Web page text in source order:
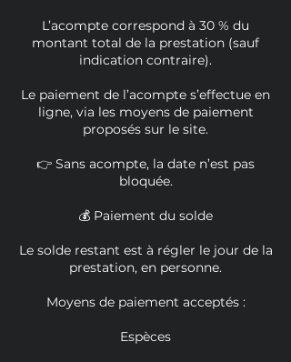
L’acompte correspond à 30 % du
montant total de la prestation (sauf
indication contraire).
Le paiement de l’acompte s’effectue en
ligne, via les moyens de paiement
proposés sur le site.
👉 Sans acompte, la date n’est pas
bloquée.
💰 Paiement du solde
Le solde restant est à régler le jour de la
prestation, en personne.
Moyens de paiement acceptés :
Espèces